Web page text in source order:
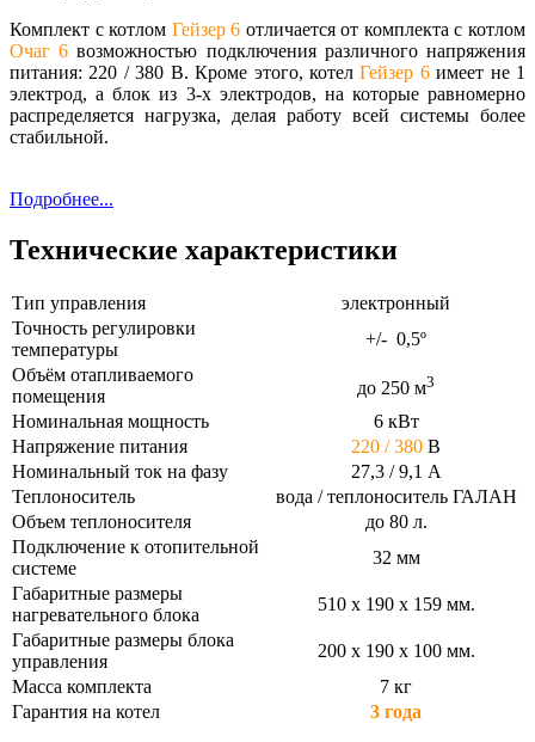
Комплект с котлом Гейзер 6 отличается от комплекта с котлом
Очаг 6 возможностью подключения различного напряжения
питания: 220 / 380 В. Кроме этого, котелГейзер 6имеет не 1
электрод, а блок из 3-х электродов, на которые равномерно
распределяется нагрузка, делая работу всей системы более
стабильной.
Подробнее...
Технические характеристики
Тип управления
электронный
Точность регулировки
температуры
+/- 0,5º
Объём отапливаемого
помещения
до 250 м3
Номинальная мощность
6 кВт
Напряжение питания
220 / 380 В
Номинальный ток на фазу
27,3 / 9,1 А
Теплоноситель
вода / теплоноситель ГАЛАН
Объем теплоносителя
до 80 л.
Подключение к отопительной
системе
32 мм
Габаритные размеры
нагревательного блока
510 х 190 х 159 мм.
Габаритные размеры блока
управления
200 х 190 х 100 мм.
Масса комплекта
7 кг
Гарантия на котел
3 года